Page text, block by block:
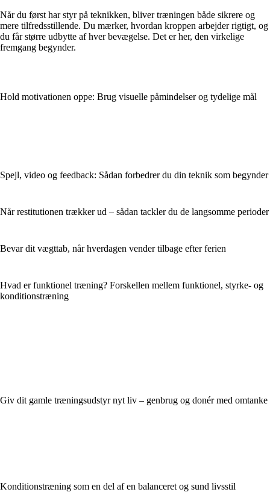
Når du først har styr på teknikken, bliver træningen både sikrere og
mere tilfredsstillende. Du mærker, hvordan kroppen arbejder rigtigt, og
du får større udbytte af hver bevægelse. Det er her, den virkelige
fremgang begynder.
Hold motivationen oppe: Brug visuelle påmindelser og tydelige mål
Spejl, video og feedback: Sådan forbedrer du din teknik som begynder
Når restitutionen trækker ud – sådan tackler du de langsomme perioder
Bevar dit vægttab, når hverdagen vender tilbage efter ferien
Hvad er funktionel træning? Forskellen mellem funktionel, styrke- og
konditionstræning
Giv dit gamle træningsudstyr nyt liv – genbrug og donér med omtanke
Konditionstræning som en del af en balanceret og sund livsstil